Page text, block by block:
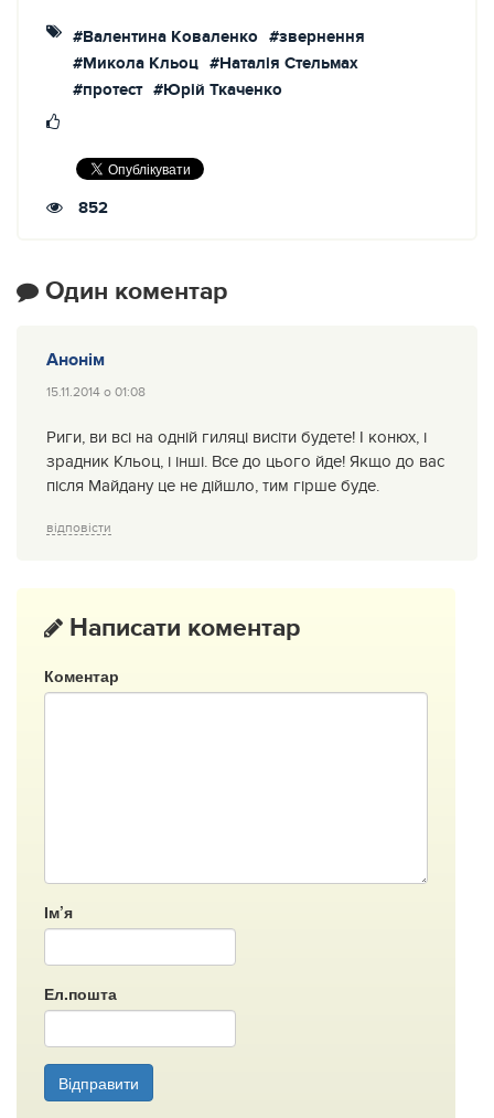
#Валентина Коваленко
#звернення
#Микола Кльоц #Наталія Стельмах
#протест #Юрій Ткаченко
852
Один коментар
Анонім
15.11.2014 о 01:08
Риги, ви всі на одній гиляці висіти будете! І конюх, і
зрадник Кльоц, і інші. Все до цього йде! Якщо до вас
після Майдану це не дійшло, тим гірше буде.
відповісти
Написати коментар
Коментар
Ім’я
Ел.пошта
Відправити